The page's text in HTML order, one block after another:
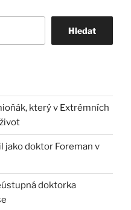
Hledat
který v Extrémních
jako doktor Foreman v
doktorka